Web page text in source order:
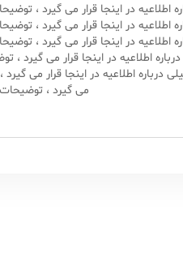
اطلاعیه در اینجا قرار می گیرد ،
اطلاعیه در اینجا قرار می گیرد ،
اطلاعیه در اینجا قرار می گیرد ،
اطلاعیه در اینجا قرار می گیرد ،
درباره اطلاعیه در اینجا قرار می گیرد
می گیرد ، توضیحات